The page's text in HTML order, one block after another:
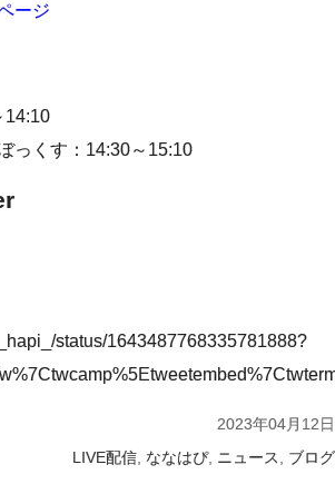
ージ
14:10
っくす：14:30～15:10
status/1643487768335781888?
2023年04月12日
LIVE配信 ななはぴ, ニュース ブログ